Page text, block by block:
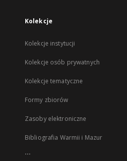
Kolekcje
Kolekcje instytucji
Kolekcje osób prywatnych
Kolekcje tematyczne
Formy zbiorów
Zasoby elektroniczne
Bibliografia Warmii i Mazur
...